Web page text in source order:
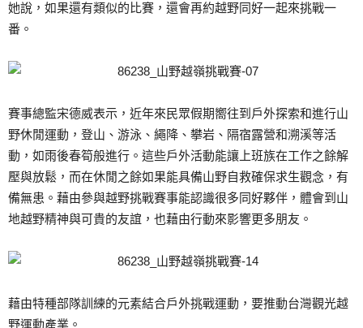
她說，如果還有類似的比賽，還會再約越野同好一起來挑戰一
番。
賽事總監宋德威表示，近年來民眾假期嚮往到戶外探索和進行山
野休閒運動，登山、游泳、繩降、攀岩、隔宿露營和溯溪等活
動，如雨後春筍般進行。這些戶外活動能讓上班族在工作之餘解
壓與放鬆，而在休閒之餘如果能具備山野自救確保求生觀念，有
備無患。藉由參與越野挑戰賽事能認識很多同好夥伴，體會到山
地越野精神與可貴的友誼，也藉由行動來影響更多朋友。
藉由特種部隊訓練的元素結合戶外挑戰運動，要推動台灣觀光越
野運動產業。